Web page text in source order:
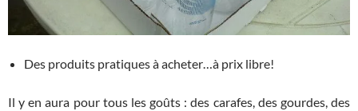
Des produits pratiques à acheter…à prix libre!
Il y en aura pour tous les goûts : des carafes, des gourdes, des